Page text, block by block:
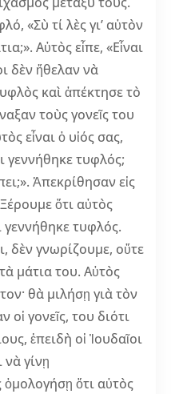
«Σὺ τί λὲς γι’ αὐτὸν
Αὐτὸς εἶπε, «Εἶναι
δὲν ἤθελαν νὰ
καὶ ἀπέκτησε τὸ
τοὺς γονεῖς του
εἶναι ὁ υἱός σας,
γεννήθηκε τυφλός;
Ἀπεκρίθησαν εἰς
ὅτι αὐτὸς
γεννήθηκε τυφλός.
δὲν γνωρίζουμε, οὔτε
μάτια του. Αὐτὸς
θὰ μιλήσῃ γιὰ τὸν
οἱ γονεῖς, του διότι
ἐπειδὴ οἱ Ἰουδαῖοι
γίνῃ
ὅτι αὐτὸς